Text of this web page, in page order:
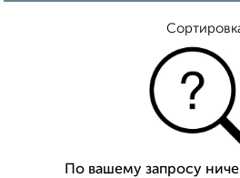
По вашему запросу